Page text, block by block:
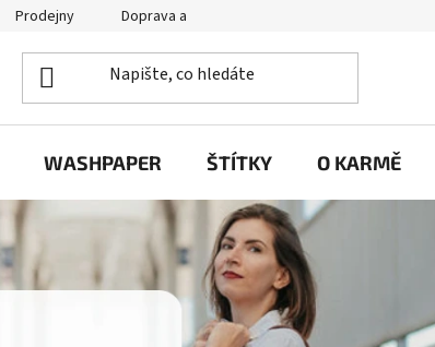
Prodejny Doprava a platba
WASHPAPER ŠTÍTKY O KARMĚ